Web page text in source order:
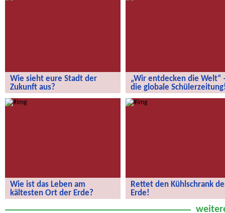
Wie sieht eure Stadt der
Zukunft aus?
Wie sieht eure Stadt der Zukunft aus?
„Wir entdecken die Welt“
die globale
„Wir entdecken die Welt“ – die
globale Schülerzeitung!
Wie ist das Leben am
kältesten Ort der Erde?
der Erde?
Rettet den Kühlschrank
Erde!